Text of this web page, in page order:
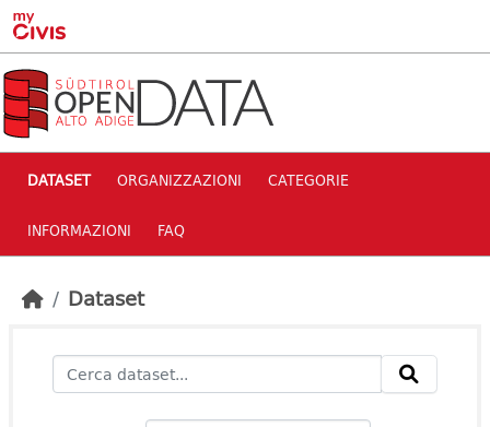
Skip to main content
DATASET ORGANIZZAZIONI CATEGORIE
INFORMAZIONI FAQ
Dataset